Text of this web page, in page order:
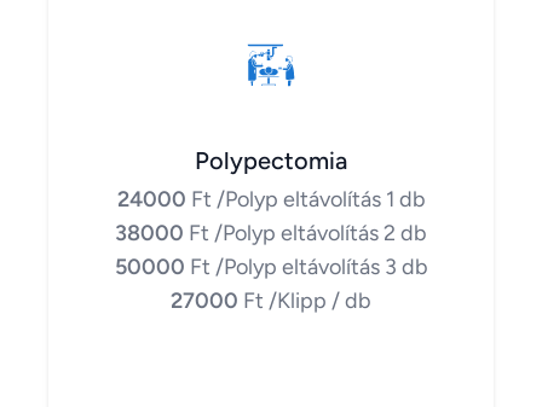
Polypectomia
24000 Ft /Polyp eltávolítás 1 db
38000 Ft /Polyp eltávolítás 2 db
50000 Ft /Polyp eltávolítás 3 db
27000 Ft /Klipp / db